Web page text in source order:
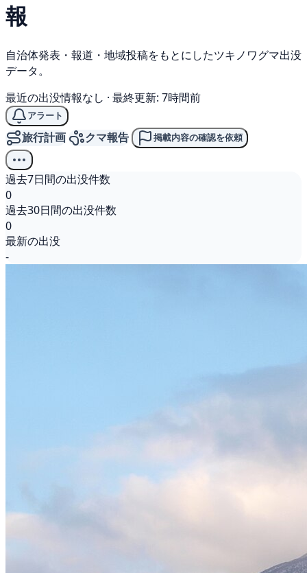
報
自治体発表・報道・地域投稿をもとにしたツキノワグマ出没
データ。
最近の出没情報なし · 最終更新: 7時間前
アラート
旅行計画 クマ報告 掲載内容の確認を依頼
過去7日間の出没件数
0
過去30日間の出没件数
0
最新の出没
-